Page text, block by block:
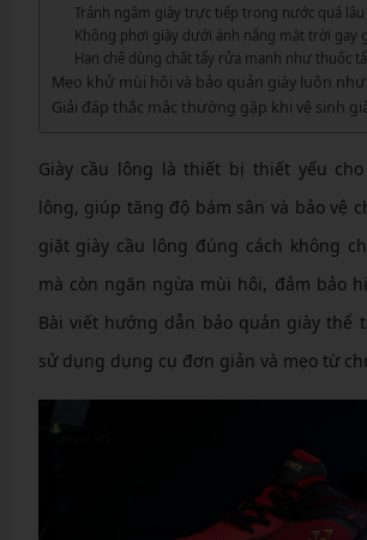
Tránh ngâm giày trực tiếp trong nước quá lâu
Không phơi giày dưới ánh nắng mặt trời gay
Hạn chế dùng chất tẩy rửa mạnh như thuốc
Mẹo khử mùi hôi và bảo quản giày luôn
Giải đáp thắc mắc thường gặp khi vệ sinh
Giày cầu lông là thiết bị thiết yếu
lông, giúp tăng độ bám sân và bảo vệ
giặt giày cầu lông đúng cách không
mà còn ngăn ngừa mùi hôi, đảm bảo
Bài viết hướng dẫn bảo quản giày thể
sử dụng dụng cụ đơn giản và mẹo từ